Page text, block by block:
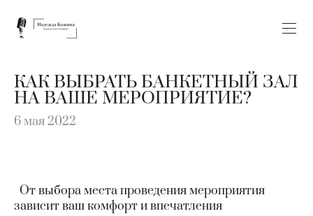
КАК ВЫБРАТЬ БАНКЕТНЫЙ ЗАЛ
НА ВАШЕ МЕРОПРИЯТИЕ?
6 мая 2022
От выбора места проведения мероприятия
зависит ваш комфорт и впечатления